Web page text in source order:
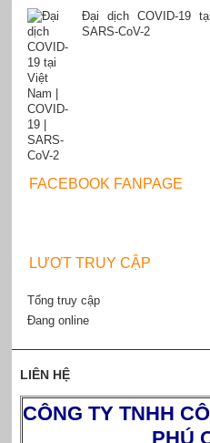
Đại dịch COVID-19
SARS-CoV-2
FACEBOOK FANPAGE
LƯỢT TRUY CẬP
Tổng truy cập
Đang online
LIÊN HỆ
CÔNG TY TNHH
PHÚ